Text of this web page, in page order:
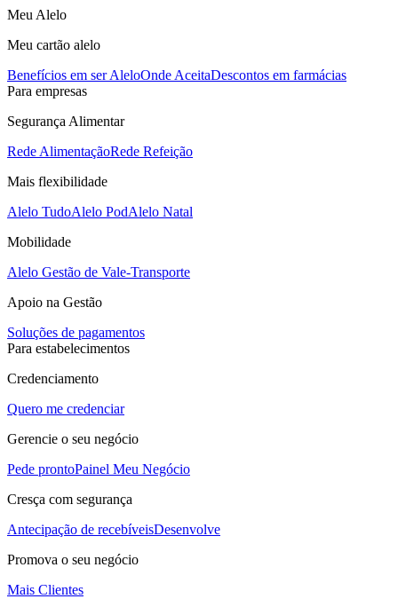
Meu Alelo
Meu cartão alelo
Benefícios em ser AleloOnde AceitaDescontos em farmácias
Para empresas
Segurança Alimentar
Rede AlimentaçãoRede Refeição
Mais flexibilidade
Alelo TudoAlelo PodAlelo Natal
Mobilidade
Alelo Gestão de Vale-Transporte
Apoio na Gestão
Soluções de pagamentos
Para estabelecimentos
Credenciamento
Quero me credenciar
Gerencie o seu negócio
Pede prontoPainel Meu Negócio
Cresça com segurança
Antecipação de recebíveisDesenvolve
Promova o seu negócio
Mais Clientes